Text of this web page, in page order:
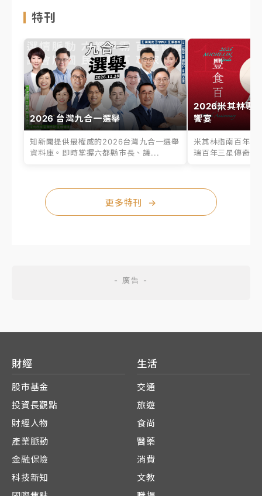
特刊
2026 台灣九合一選舉
知新聞提供最權威的2026台灣九合一選舉
資料庫。即時掌握六都縣市長、議...
2026米其林專
饗宴
米其林指南百年之
瑞百年三星傳奇、
更多特刊 →
財經
股市基金
投資長觀點
財經人物
產業脈動
金融保險
科技新知
生活
交通
旅遊
食尚
醫藥
消費
文教